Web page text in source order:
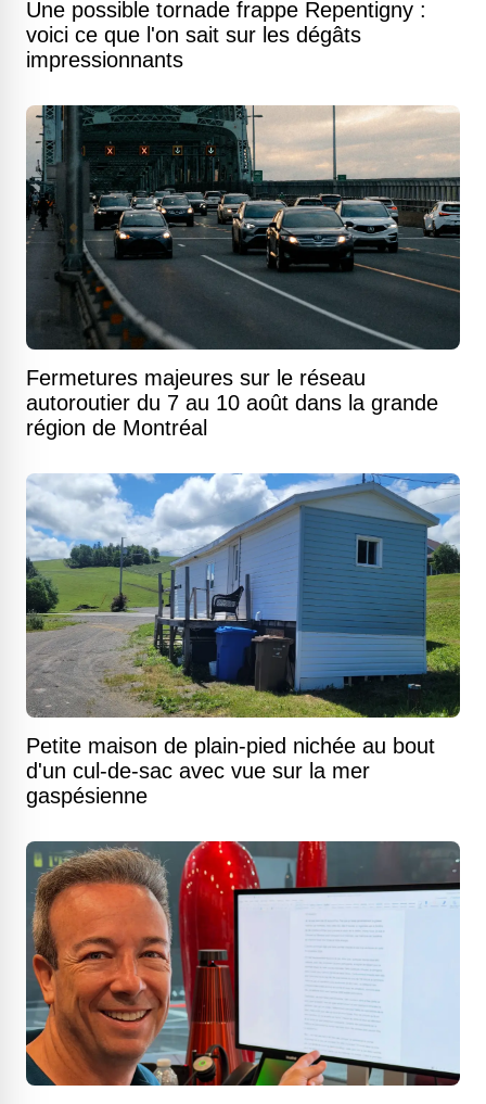
Une possible tornade frappe Repentigny :
voici ce que l'on sait sur les dégâts
impressionnants
Fermetures majeures sur le réseau
autoroutier du 7 au 10 août dans la grande
région de Montréal
Petite maison de plain-pied nichée au bout
d'un cul-de-sac avec vue sur la mer
gaspésienne